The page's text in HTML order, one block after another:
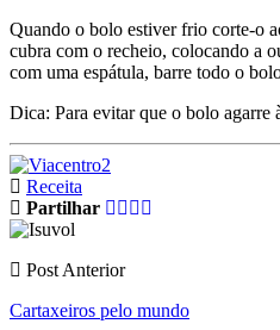
Quando o bolo estiver frio corte-o
cubra com o recheio, colocando a
com uma espátula, barre todo o
Dica: Para evitar que o bolo agarre
Receita
Partilhar
Post Anterior
Cartaxeiros pelo mundo